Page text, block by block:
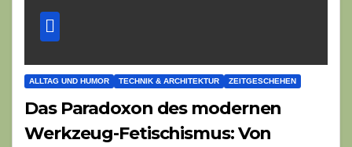
ALLTAG UND HUMOR TECHNIK & ARCHITEKTUR ZEITGESCHEHEN
Das Paradoxon des modernen
Werkzeug-Fetischismus: Von